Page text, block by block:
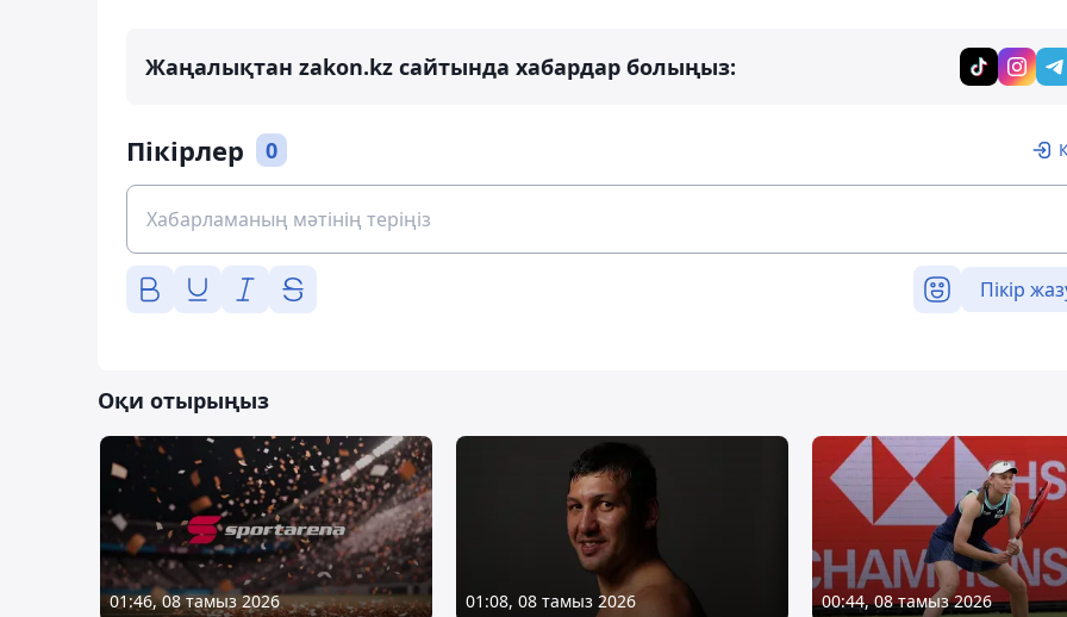
Жаңалықтан zakon.kz сайтында хабардар болыңыз:
Пікірлер 0
Пікір
Оқи отырыңыз
01:46, 08 тамыз 2026 01:08, 08 тамыз 2026 00:44, 08 тамыз 2026